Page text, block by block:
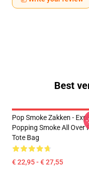
Best
Pop Smoke Zakken -
Popping Smoke All Over
Tote Bag
€ 22,95 - € 27,55